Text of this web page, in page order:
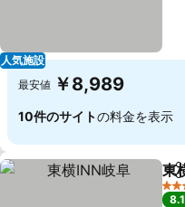
人気施設
最安値 ￥8,989
10件のサイトの料金を表示
シ
東
3 ホ
8.1